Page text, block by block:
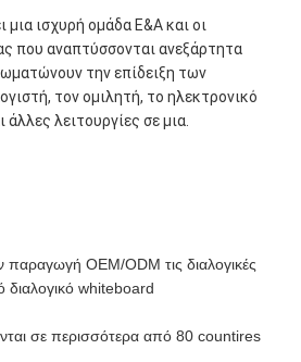
μια ισχυρή ομάδα Ε&Α και οι
που αναπτύσσονται ανεξάρτητα
την επίδειξη των
τον ομιλητή, το ηλεκτρονικό
λειτουργίες σε μια.
παραγωγή OEM/ODM τις διαλογικές
διαλογικό whiteboard
σε περισσότερα από 80 countires